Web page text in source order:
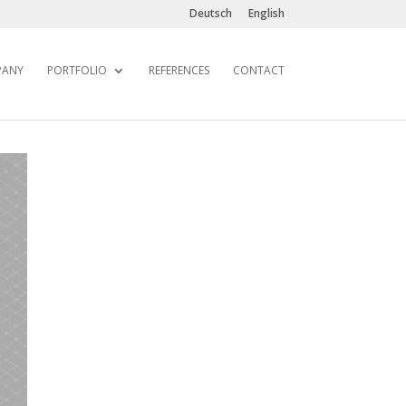
Deutsch English
PORTFOLIO REFERENCES CONTACT